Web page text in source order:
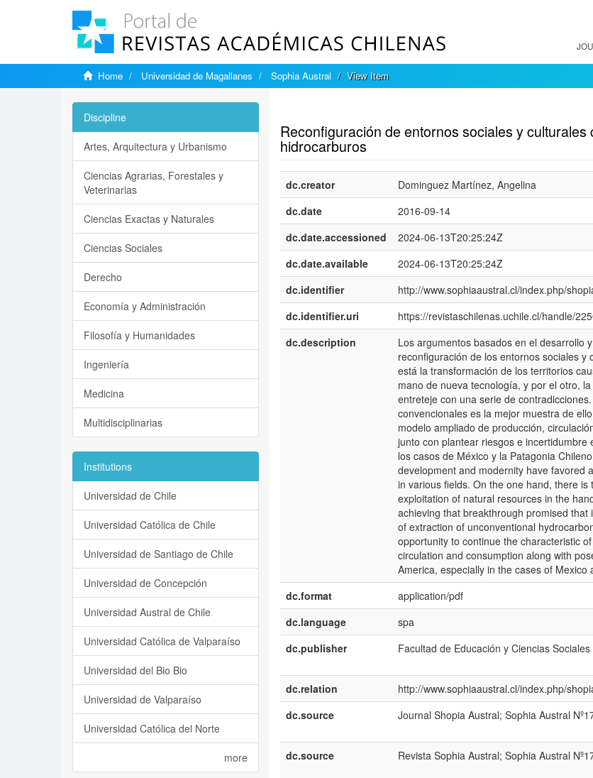
Home Universidad de Magallanes Sophia Austral View Item
Reconfiguración de entornos sociales y
hidrocarburos
dc.creator
Dominguez Martínez, Angelina
dc.date
2016-09-14
dc.date.accessioned
2024-06-13T20:25:24Z
dc.date.available
2024-06-13T20:25:24Z
dc.identifier
http://www.sophiaaustral.cl/index.php/
dc.identifier.uri
https://revistaschilenas.uchile.cl/handle/
dc.description
Los argumentos basados en el desarrollo
reconfiguración de los entornos sociales
está la transformación de los territorios
mano de nueva tecnología, y por el otro,
entreteje con una serie de
convencionales es la mejor muestra de
modelo ampliado de producción,
junto con plantear riesgos e
los casos de México y la Patagonia
development and modernity have favored
in various fields. On the one hand, there
exploitation of natural resources in the
achieving that breakthrough promised
of extraction of unconventional
opportunity to continue the characteristic
circulation and consumption along with
America, especially in the cases of
dc.format
application/pdf
dc.language
spa
dc.publisher
Facultad de Educación y Ciencias
dc.relation
http://www.sophiaaustral.cl/index.php/
dc.source
Journal Shopia Austral; Sophia Austral
dc.source
Revista Sophia Austral; Sophia Austral
Discipline
Artes, Arquitectura y Urbanismo
Ciencias Agrarias, Forestales y
Veterinarias
Ciencias Exactas y Naturales
Ciencias Sociales
Derecho
Economía y Administración
Filosofía y Humanidades
Ingeniería
Medicina
Multidisciplinarias
Institutions
Universidad de Chile
Universidad Católica de Chile
Universidad de Santiago de Chile
Universidad de Concepción
Universidad Austral de Chile
Universidad Católica de Valparaíso
Universidad del Bio Bio
Universidad de Valparaíso
Universidad Católica del Norte
more